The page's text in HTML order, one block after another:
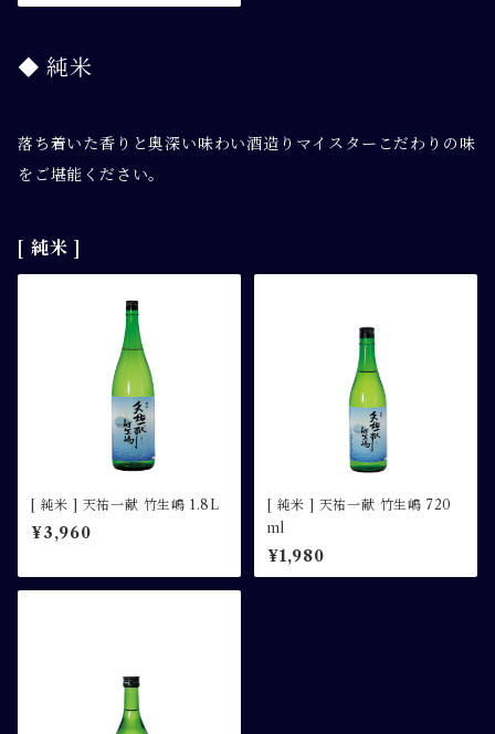
純米
落ち着いた香りと奥深い味わい酒造りマイスターこだわりの味
をご堪能ください。
[ 純米 ]
[ 純米 ] 天祐一献 竹生嶋 1.8L
¥3,960
[ 純米 ] 天祐一献 竹生嶋 720
ml
¥1,980